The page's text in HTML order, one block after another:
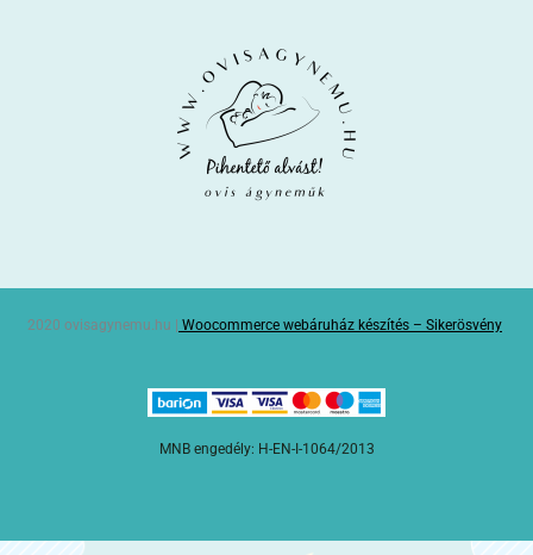
2020 ovisagynemu.hu | Woocommerce webáruház készítés – Sikerösvény
MNB engedély: H-EN-I-1064/2013